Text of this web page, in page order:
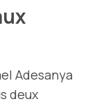
Adesanya
deux